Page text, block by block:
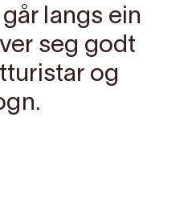
langs ein
seg godt
og